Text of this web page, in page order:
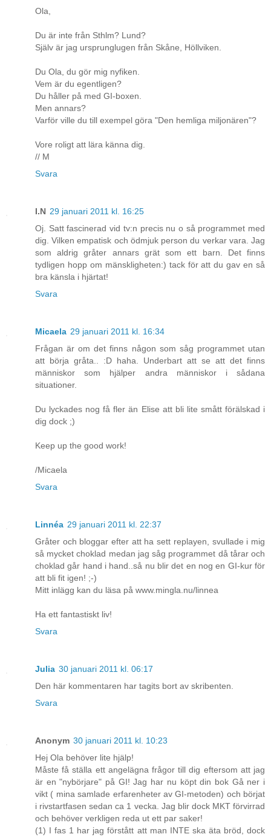
Ola,
Du är inte från Sthlm? Lund?
Själv är jag ursprunglugen från Skåne, Höllviken.
Du Ola, du gör mig nyfiken.
Vem är du egentligen?
Du håller på med GI-boxen.
Men annars?
Varför ville du till exempel göra "Den hemliga miljonären"?
Vore roligt att lära känna dig.
// M
Svara
I.N 29 januari 2011 kl. 16:25
Oj. Satt fascinerad vid tv:n precis nu o så programmet med
dig. Vilken empatisk och ödmjuk person du verkar vara. Jag
som aldrig gråter annars grät som ett barn. Det finns
tydligen hopp om mänskligheten:) tack för att du gav en så
bra känsla i hjärtat!
Svara
Micaela 29 januari 2011 kl. 16:34
Frågan är om det finns någon som såg programmet utan
att börja gråta.. :D haha. Underbart att se att det finns
människor som hjälper andra människor i sådana
situationer.
Du lyckades nog få fler än Elise att bli lite smått förälskad i
dig dock ;)
Keep up the good work!
/Micaela
Svara
Linnéa 29 januari 2011 kl. 22:37
Gråter och bloggar efter att ha sett replayen, svullade i mig
så mycket choklad medan jag såg programmet då tårar och
choklad går hand i hand..så nu blir det en nog en GI-kur för
att bli fit igen! ;-)
Mitt inlägg kan du läsa på www.mingla.nu/linnea
Ha ett fantastiskt liv!
Svara
Julia 30 januari 2011 kl. 06:17
Den här kommentaren har tagits bort av skribenten.
Svara
Anonym 30 januari 2011 kl. 10:23
Hej Ola behöver lite hjälp!
Måste få ställa ett angelägna frågor till dig eftersom att jag
är en "nybörjare" på GI! Jag har nu köpt din bok Gå ner i
vikt ( mina samlade erfarenheter av GI-metoden) och börjat
i rivstartfasen sedan ca 1 vecka. Jag blir dock MKT förvirrad
och behöver verkligen reda ut ett par saker!
(1) I fas 1 har jag förstått att man INTE ska äta bröd, dock